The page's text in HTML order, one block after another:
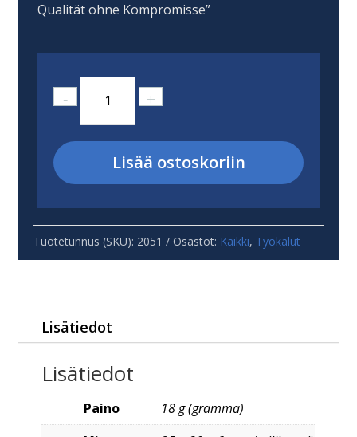
Qualität ohne Kompromisse”
-
ruuvauskärki
Felo
+
Lisää ostoskoriin
Tuotetunnus (SKU): 2051 Osastot: Kaikki, Työkalut
Lisätiedot
Lisätiedot
Paino
18 g (gramma)